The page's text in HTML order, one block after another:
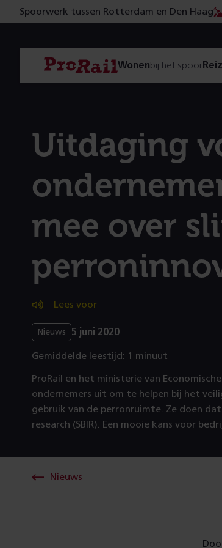
Spoorwerk tussen Rotterdam en Den Haag
Navigatie
Homepage
ProRail
Wonenbij het spoor
Uitdaging
mee over
Lees voor
Nieuws 5 juni 2020
Gemiddelde leestijd: 1 minuut
ProRail en het ministerie van
ondernemers uit om te helpen bij het
gebruik van de perronruimte. Ze doen
research (SBIR). Een mooie kans voor
Nieuws